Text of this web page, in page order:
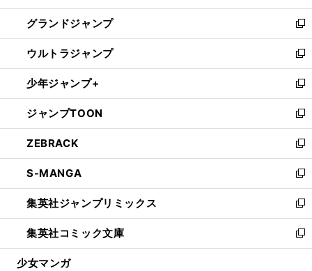
ウ
で
開
く
ン
ド
ウ
で
開
く
ウ
ィ
ン
ド
ウ
で
開
く
し
い
ウ
ィ
ン
ド
ウ
で
開
く
グランドジャンプ
新
し
い
ウ
ィ
ン
ド
ウ
で
開
く
ウルトラジャンプ
新
し
い
ウ
ィ
ン
ド
ウ
で
開
く
少年ジャンプ+
新
し
い
ウ
ィ
ン
ド
ウ
で
開
く
ジャンプTOON
新
し
い
ウ
ィ
ン
ド
ウ
で
開
ZEBRACK
新
し
い
ウ
ィ
ン
ド
ウ
S-MANGA
新
し
い
ウ
ィ
ン
集英社ジャンプリミックス
新
し
い
ウ
集英社コミック文庫
新
し
少女マンガ